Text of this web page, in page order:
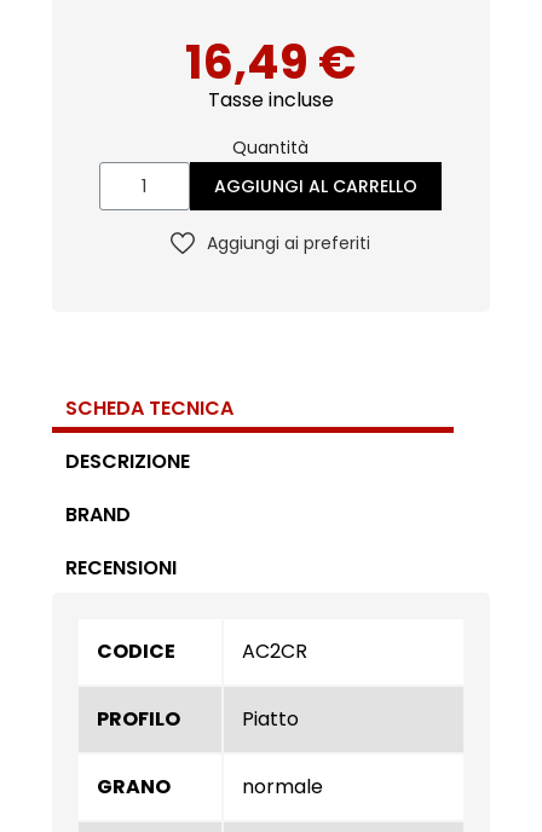
16,49 €
Tasse incluse
Quantità
AGGIUNGI AL CARRELLO
Aggiungi ai preferiti
SCHEDA TECNICA
DESCRIZIONE
BRAND
RECENSIONI
CODICE AC2CR
PROFILO Piatto
GRANO normale